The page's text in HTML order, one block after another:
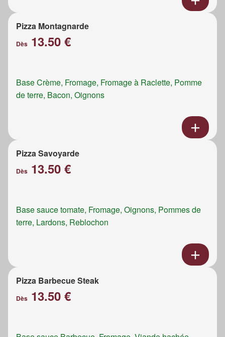
Pizza Montagnarde
Dès 13.50 €
Base Crème, Fromage, Fromage à Raclette, Pomme
de terre, Bacon, Oignons
Pizza Savoyarde
Dès 13.50 €
Base sauce tomate, Fromage, Oignons, Pommes de
terre, Lardons, Reblochon
Pizza Barbecue Steak
Dès 13.50 €